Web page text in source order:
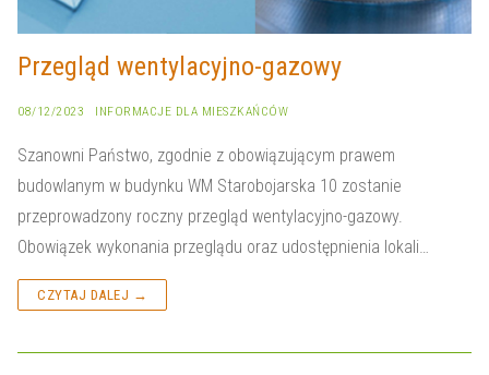
Przegląd wentylacyjno-gazowy
08/12/2023 INFORMACJE DLA MIESZKAŃCÓW
Szanowni Państwo, zgodnie z obowiązującym prawem
budowlanym w budynku WM Starobojarska 10 zostanie
przeprowadzony roczny przegląd wentylacyjno-gazowy.
Obowiązek wykonania przeglądu oraz udostępnienia lokali…
CZYTAJ DALEJ →